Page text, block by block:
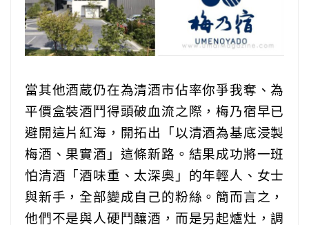
當其他酒蔵仍在為清酒市佔率你爭我奪、為
平價盒裝酒鬥得頭破血流之際，梅乃宿早已
避開這片紅海，開拓出「以清酒為基底浸製
梅酒、果實酒」這條新路。結果成功將一班
怕清酒「酒味重、太深奧」的年輕人、女士
與新手，全部變成自己的粉絲。簡而言之，
他們不是與人硬鬥釀酒，而是另起爐灶，調